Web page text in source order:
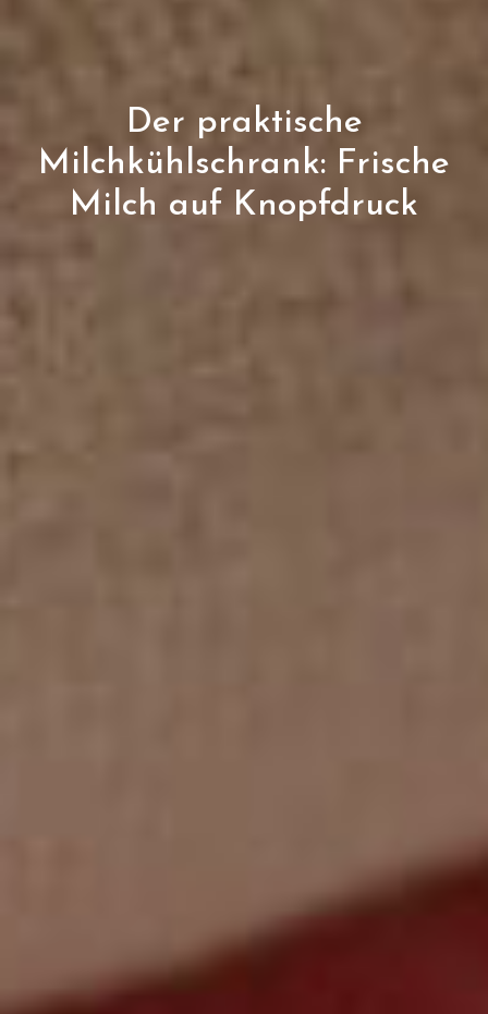
Der praktische
Milchkühlschrank: Frische
Milch auf Knopfdruck